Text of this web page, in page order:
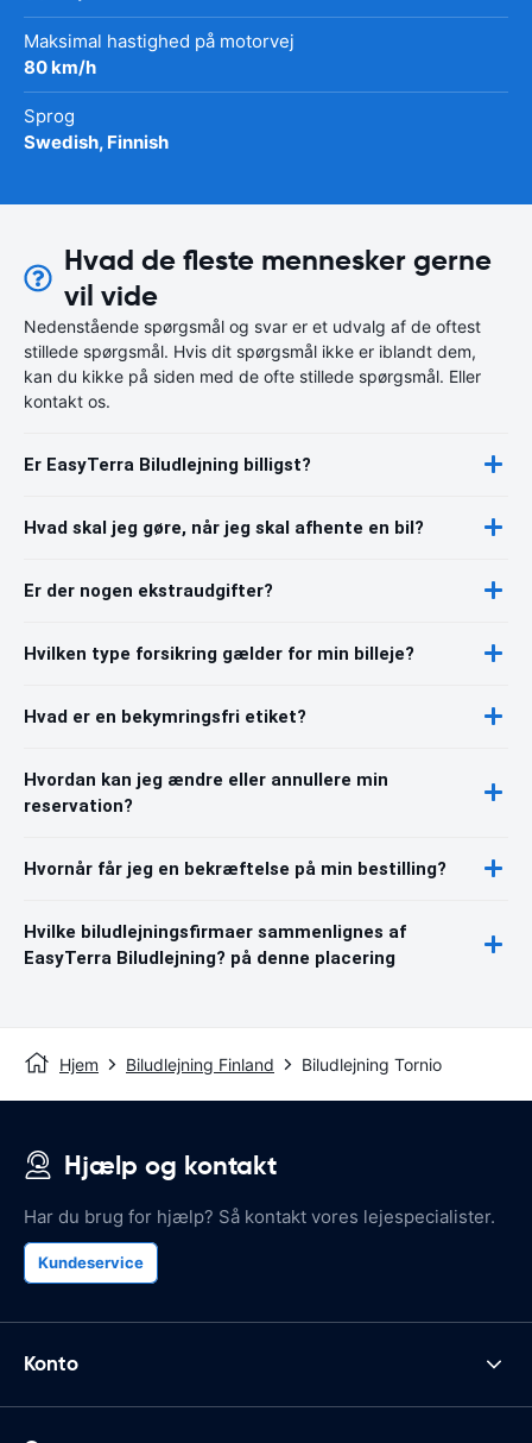
Maksimal hastighed på motorvej
80 km/h
Sprog
Swedish, Finnish
Hvad de fleste mennesker gerne
vil vide
Nedenstående spørgsmål og svar er et udvalg af de oftest
stillede spørgsmål. Hvis dit spørgsmål ikke er iblandt dem,
kan du kikke på siden med de ofte stillede spørgsmål. Eller
kontakt os.
Er EasyTerra Biludlejning billigst?
Hvad skal jeg gøre, når jeg skal afhente en bil?
Er der nogen ekstraudgifter?
Hvilken type forsikring gælder for min billeje?
Hvad er en bekymringsfri etiket?
Hvordan kan jeg ændre eller annullere min
reservation?
Hvornår får jeg en bekræftelse på min bestilling?
Hvilke biludlejningsfirmaer sammenlignes af
EasyTerra Biludlejning? på denne placering
Hjem Biludlejning Finland Biludlejning Tornio
Hjælp og kontakt
Har du brug for hjælp? Så kontakt vores lejespecialister.
Kundeservice
Konto